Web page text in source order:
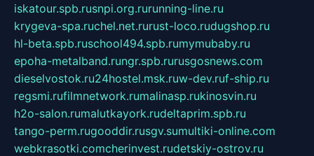
iskatour.spb.rusnpi.org.rurunning-line.ru
krygeva-spa.ruchel.net.rurust-loco.rudugshop.ru
hl-beta.spb.ruschool494.spb.rumymubaby.ru
epoha-metalband.rungr.spb.rurusgosnews.com
dieselvostok.ru24hostel.msk.ruw-dev.ruf-ship.ru
regsmi.rufilmnetwork.rumalinasp.rukinosvin.ru
h2o-salon.rumalutkayork.rudeltaprim.spb.ru
tango-perm.rugooddir.rusgv.sumultiki-online.com
webkrasotki.comcherinvest.rudetskiy-ostrov.ru